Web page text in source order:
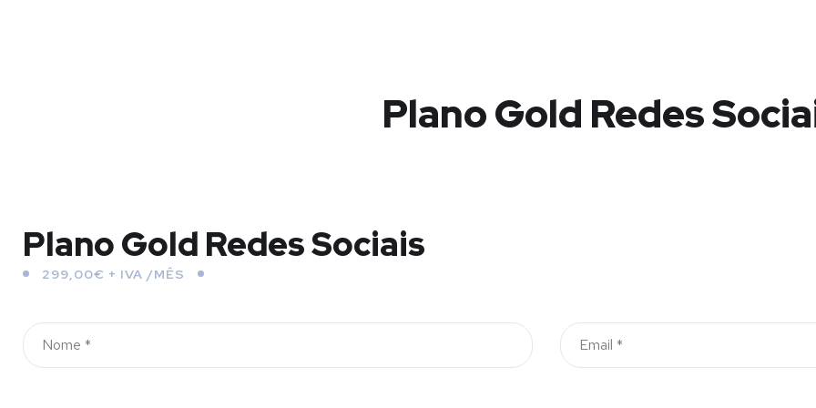
Plano Gold Redes
Plano Gold Redes Sociais
299,00€ + IVA /MÊS